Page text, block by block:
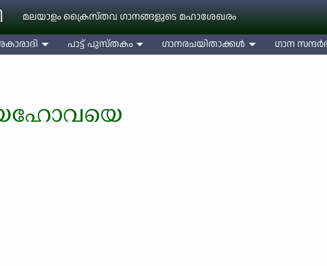
മലയാളം ക്രൈസ്തവ ഗാനങ്ങളുടെ മഹാശേഖരം
പാട്ട് പുസ്തകം ഗാനരചയിതാക്കള്‍ ഗാന